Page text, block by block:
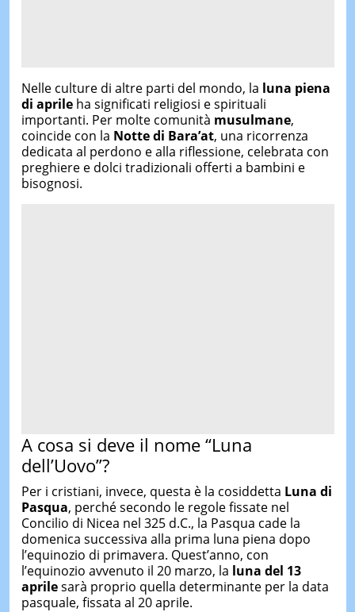
Nelle culture di altre parti del mondo, la luna piena
di aprileha significati religiosi e spirituali
importanti. Per molte comunità musulmane,
coincide con la Notte di Bara’at, una ricorrenza
dedicata al perdono e alla riflessione, celebrata con
preghiere e dolci tradizionali offerti a bambini e
bisognosi.
A cosa si deve il nome “Luna
dell’Uovo”?
Per i cristiani, invece, questa è la cosiddetta Luna di
Pasqua, perché secondo le regole fissate nel
Concilio di Nicea nel 325 d.C., la Pasqua cade la
domenica successiva alla prima luna piena dopo
l’equinozio di primavera. Quest’anno, con
l’equinozio avvenuto il 20 marzo, la luna del 13
aprilesarà proprio quella determinante per la data
pasquale, fissata al 20 aprile.